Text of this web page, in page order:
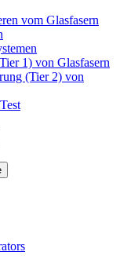
vom Glasfasern
1) von Glasfasern
(Tier 2) von